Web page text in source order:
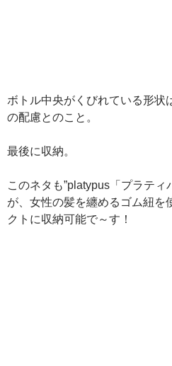
ボトル中央がくびれている形状
の配慮とのこと。
最後に収納。
このネタも”platypus「プラティ
が、女性の髪を纏めるゴム紐を
クトに収納可能で～す！